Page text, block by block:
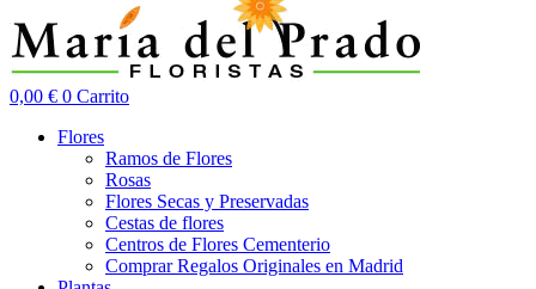
0,00 € 0 Carrito
Flores
Ramos de Flores
Rosas
Flores Secas y Preservadas
Cestas de flores
Centros de Flores Cementerio
Comprar Regalos Originales en Madrid